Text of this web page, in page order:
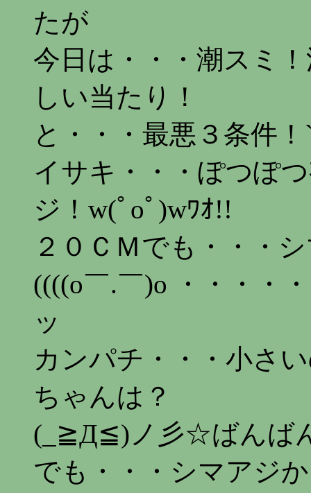
たが
今日は・・・潮スミ
しい当たり！
と・・・最悪３条件！
イサキ・・・ぽつぽ
ジ！w(ﾟoﾟ)wﾜｵ!!
２０ＣＭでも・・・
((((o￣.￣)o ・・・・
ッ
カンパチ・・・小さ
ちゃんは？
(_≧Д≦)ノ彡☆ばんば
でも・・・シマアジ